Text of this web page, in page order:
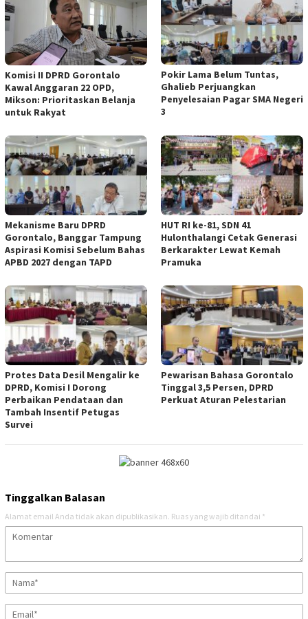
Komisi II DPRD Gorontalo
Kawal Anggaran 22 OPD,
Mikson: Prioritaskan Belanja
untuk Rakyat
Pokir Lama Belum Tuntas,
Ghalieb Perjuangkan
Penyelesaian Pagar SMA Negeri
3
Mekanisme Baru DPRD
Gorontalo, Banggar Tampung
Aspirasi Komisi Sebelum Bahas
APBD 2027 dengan TAPD
HUT RI ke-81, SDN 41
Hulonthalangi Cetak Generasi
Berkarakter Lewat Kemah
Pramuka
Protes Data Desil Mengalir ke
DPRD, Komisi I Dorong
Perbaikan Pendataan dan
Tambah Insentif Petugas
Survei
Pewarisan Bahasa Gorontalo
Tinggal 3,5 Persen, DPRD
Perkuat Aturan Pelestarian
Tinggalkan Balasan
Alamat email Anda tidak akan dipublikasikan. Ruas yang wajib ditandai *